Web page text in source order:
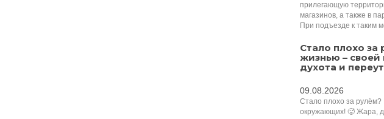
прилегающую
магазинов, а также в
При подъезде к таким
Стало плохо за
жизнью –
духота и
09.08.2026
Стало плохо за рулём?
окружающих! 🥵 Жара,